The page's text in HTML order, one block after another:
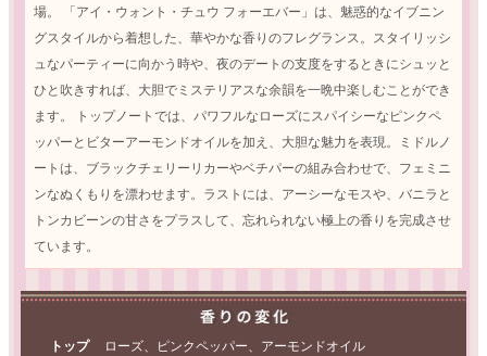
場。 「アイ・ウォント・チュウ フォーエバー」は、魅惑的なイブニン
グスタイルから着想した、華やかな香りのフレグランス。スタイリッシ
ュなパーティーに向かう時や、夜のデートの支度をするときにシュッと
ひと吹きすれば、大胆でミステリアスな余韻を一晩中楽しむことができ
ます。 トップノートでは、パワフルなローズにスパイシーなピンクペ
ッパーとビターアーモンドオイルを加え、大胆な魅力を表現。ミドルノ
ートは、ブラックチェリーリカーやベチパーの組み合わせで、フェミニ
ンなぬくもりを漂わせます。ラストには、アーシーなモスや、バニラと
トンカビーンの甘さをプラスして、忘れられない極上の香りを完成させ
ています。
トップ ローズ、ピンクペッパー、アーモンドオイル